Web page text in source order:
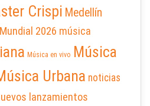
Crispi Medellín
Mundial 2026 música
Música en vivo Música
Urbana noticias
lanzamientos